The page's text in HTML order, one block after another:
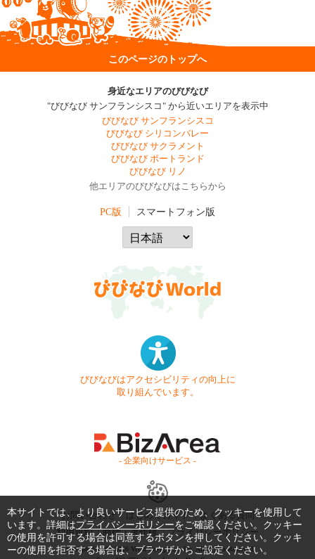
このページのトップへ
身近なエリアのびびなび
"びびなび サンフランシスコ" から近いエリアを表示中
びびなび サンフランシスコ
びびなび シリコンバレー
びびなび サクラメント
びびなび ポートランド
びびなび リノ
他エリアのびびなびはこちらから
PC版 スマートフォン版
びびなびはアクセシビリティの向上に
取り組んでいます。
- 企業向けサービス -
お問い合わせ はじめてガイド
よくある質問
利用規約
商標・著作権 プライバシーポリシー
Copyright © 1999-2026 Vivid Navigation, Inc. All Rights Reserved.
本サイトでは、より良いサービス提供のため、クッキーを使用して
います。詳細はプライバシーポリシーをご確認ください。クッキー
の使用を許可する場合は同意するボタンを押してください。クッキ
ーの使用を拒否する場合は、ブラウザからご設定ください。